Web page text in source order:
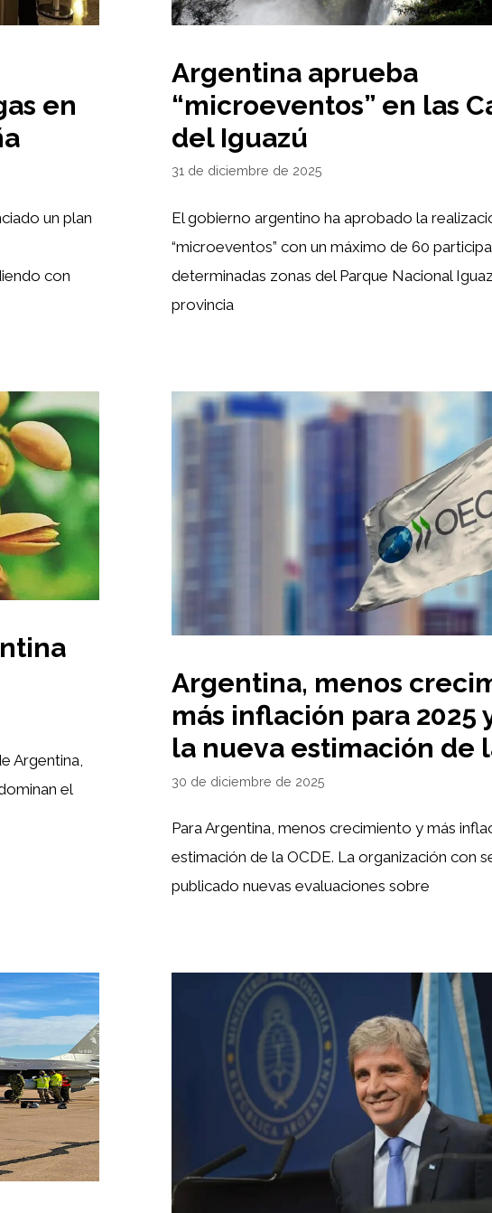
en
un plan
con
Argentina aprueba
“microeventos” en las
del Iguazú
31 de diciembre de 2025
El gobierno argentino ha aprobado la
“microeventos” con un máximo de 60
determinadas zonas del Parque Nacional
provincia
Argentina,
el
Argentina, menos
más inflación para 2025
la nueva estimación de
30 de diciembre de 2025
Para Argentina, menos crecimiento y más
estimación de la OCDE. La organización con
publicado nuevas evaluaciones sobre